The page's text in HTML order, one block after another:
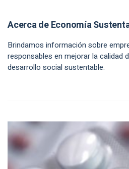
Acerca de Economía
Brindamos información sobre
responsables en mejorar la calidad
desarrollo social sustentable.